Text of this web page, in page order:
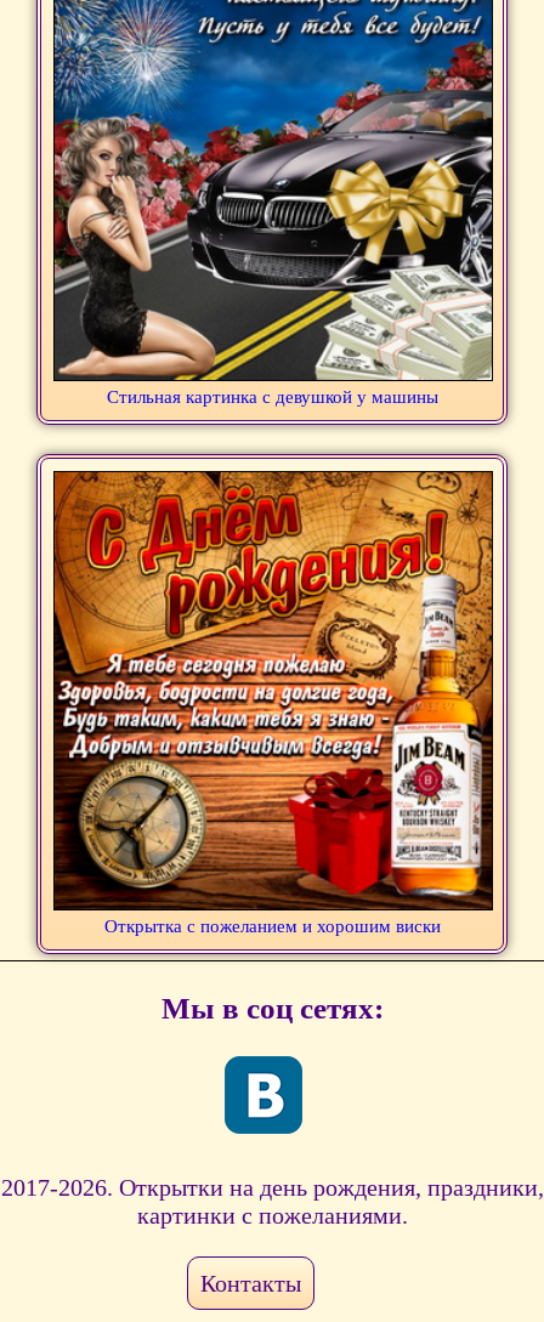
Стильная картинка с девушкой у машины
Открытка с пожеланием и хорошим виски
Мы в соц сетях:
2017-2026. Открытки на день рождения, праздники,
картинки с пожеланиями.
Контакты